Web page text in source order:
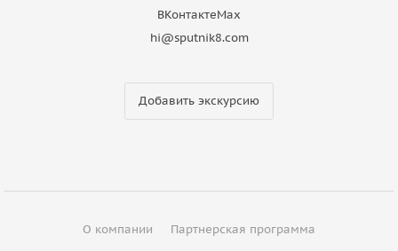
ВКонтактеMax
hi@sputnik8.com
Добавить экскурсию
О компании
Партнерская программа